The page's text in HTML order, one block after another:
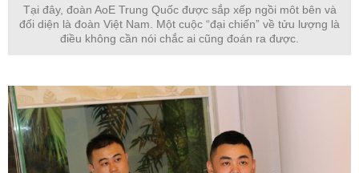
Tại đây, đoàn AoE Trung Quốc được sắp xếp ngồi môt bên và
đối diện là đoàn Việt Nam. Một cuộc “đại chiến” về tửu lượng là
điều không cần nói chắc ai cũng đoán ra được.